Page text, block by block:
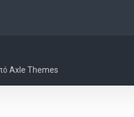
Axle Themes